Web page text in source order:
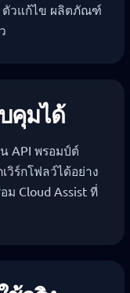
ตัวแก้ไข ผลิตภัณฑ์
คุมได้
API พรอมป์ต์
วิร์กโฟลว์ได้อย่าง
ม Cloud Assist ที่